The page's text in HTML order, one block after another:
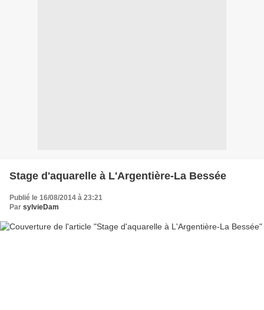
Stage d'aquarelle à L'Argentière-La Bessée
Publié le 16/08/2014 à 23:21
Par sylvieDam